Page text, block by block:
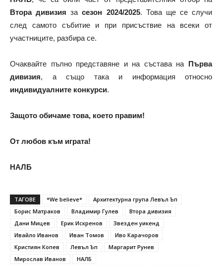
Втора дивизия засезон 2024/2025. Това ще се случи
след самото събитие и при присъствие на всеки от
участниците, разбира се.
Очаквайте пълно представяне и на състава на Първа
дивизия, а също така и информация относно
индивидуалните конкурси.
Защото обичаме това, което правим!
От любов към играта!
НАЛБ
ТАГОВЕ *We believe*
Архитектурна група Левъл Ъп
Борис Матраков
Владимир Гулев
Втора дивизия
Дани Мицев
Ерик Искренов
Звезден уикенд
Ивайло Иванов
Иван Томов
Иво Карачоров
Кристиян Копев
Левъл Ъп
Маргарит Рунев
Мирослав Иванов
НАЛБ